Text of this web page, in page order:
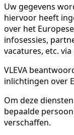
Uw gegevens
hiervoor heeft
over het
infosessies,
vacatures, etc.
VLEVA
inlichtingen over
Om deze
bepaalde
verschaffen.